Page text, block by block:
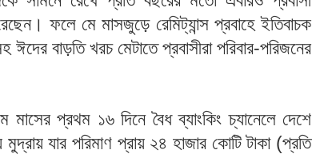
ফলে মে মাসজুড়ে রেমিট্যান্স প্রবাহে ইতিবাচক
ঈদের বাড়তি খরচ মেটাতে প্রবাসীরা পরিবার-পরিজনের
মাসের প্রথম ১৬ দিনে বৈধ ব্যাংকিং চ্যানেলে দেশে
যার পরিমাণ প্রায় ২৪ হাজার কোটি টাকা (প্রতি